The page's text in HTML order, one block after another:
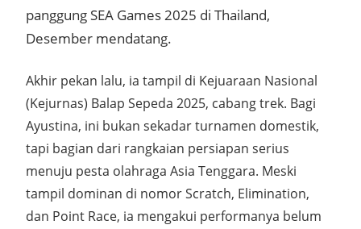
panggung SEA Games 2025 di Thailand,
Desember mendatang.
Akhir pekan lalu, ia tampil di Kejuaraan Nasional
(Kejurnas) Balap Sepeda 2025, cabang trek. Bagi
Ayustina, ini bukan sekadar turnamen domestik,
tapi bagian dari rangkaian persiapan serius
menuju pesta olahraga Asia Tenggara. Meski
tampil dominan di nomor Scratch, Elimination,
dan Point Race, ia mengakui performanya belum